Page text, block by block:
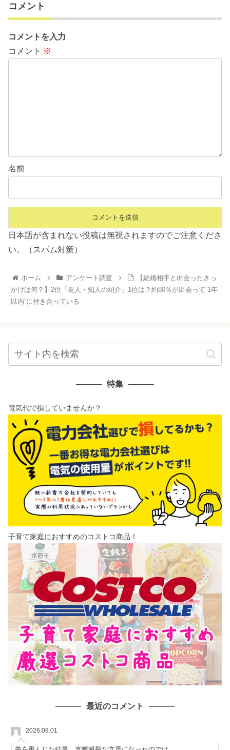
コメント
コメントを入力
コメント ※
名前
日本語が含まれない投稿は無視されますのでご注意くださ
い。（スパム対策）
ホーム アンケート調査
【結婚相手と出会ったきっ
かけは何？】2位「友人・知人の紹介」1位は？約80％が出会って”1年
以内”に付き合っている
特集
電気代で損していませんか？
子育て家庭におすすめのコストコ商品！
最近のコメント
2026.08.01